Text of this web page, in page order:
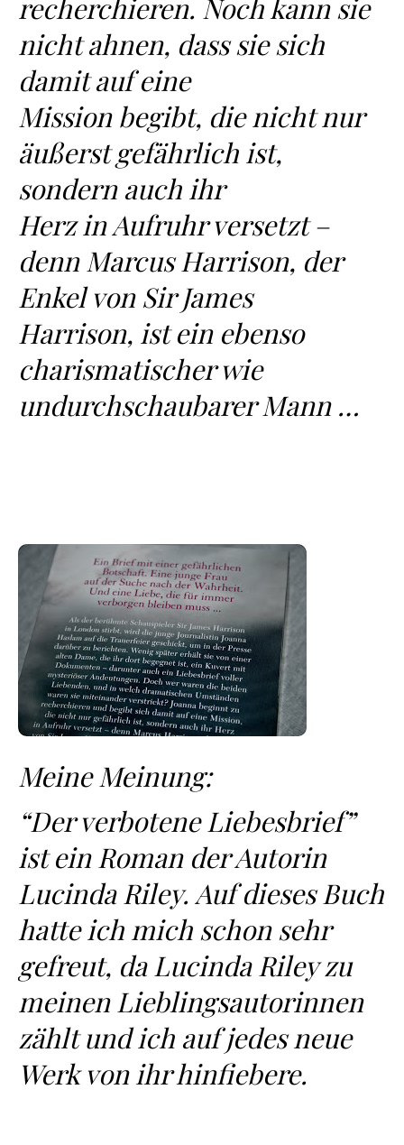
recherchieren. Noch kann sie
nicht ahnen, dass sie sich
damit auf eine
Mission begibt, die nicht nur
äußerst gefährlich ist,
sondern auch ihr
Herz in Aufruhr versetzt –
denn Marcus Harrison, der
Enkel von Sir James
Harrison, ist ein ebenso
charismatischer wie
undurchschaubarer Mann …
Meine Meinung:
“Der verbotene Liebesbrief”
ist ein Roman der Autorin
Lucinda Riley. Auf dieses Buch
hatte ich mich schon sehr
gefreut, da Lucinda Riley zu
meinen Lieblingsautorinnen
zählt und ich auf jedes neue
Werk von ihr hinfiebere.